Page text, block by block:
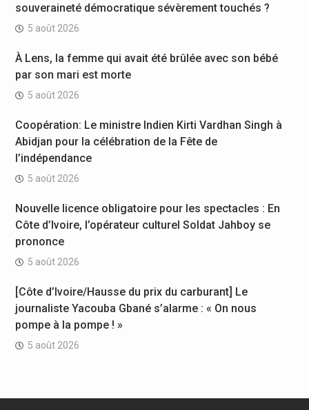
souveraineté démocratique sévèrement touchés ?
5 août 2026
À Lens, la femme qui avait été brûlée avec son bébé
par son mari est morte
5 août 2026
Coopération: Le ministre Indien Kirti Vardhan Singh à
Abidjan pour la célébration de la Fête de
l’indépendance
5 août 2026
Nouvelle licence obligatoire pour les spectacles : En
Côte d’Ivoire, l’opérateur culturel Soldat Jahboy se
prononce
5 août 2026
[Côte d’Ivoire/Hausse du prix du carburant] Le
journaliste Yacouba Gbané s’alarme : « On nous
pompe à la pompe ! »
5 août 2026